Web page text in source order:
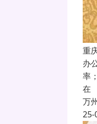
重
办
率
在
万
25-